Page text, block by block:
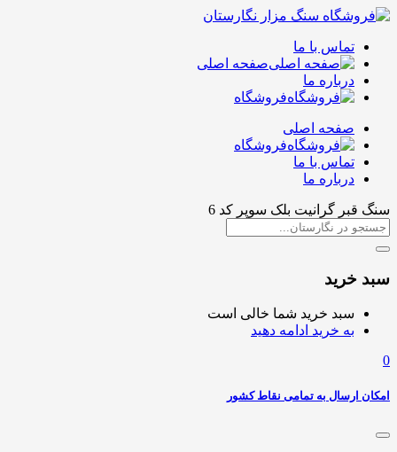
تماس با ما
صفحه اصلی
درباره ما
فروشگاه
صفحه اصلی
فروشگاه
تماس با ما
درباره ما
سنگ قبر گرانیت بلک سوپر کد 6
سبد خرید
سبد خرید شما خالی است
به خرید ادامه دهید
0
امکان ارسال به تمامی نقاط کشور